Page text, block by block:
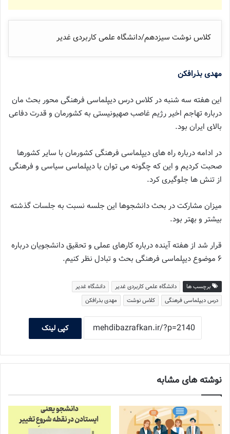
کلاس نوشت سیزدهم/دانشگاه علمی کاربردی غدیر
مهدی بذرافکن
این هفته سه شنبه در کلاس درس دیپلماسی فرهنگی محور بحث مان
درباره تهاجم اخیر رژیم غاصب صهیونیستی به کشورمان و قدرت دفاعی
بالای ایران بود.
در ادامه درباره راه های دیپلماسی فرهنگی کشورمان با سایر کشورها
صحبت کردیم و این که چگونه می توان با دیپلماسی سیاسی و فرهنگی
از تنش ها جلوگیری کرد.
میزان مشارکت در بحث دانشجوها این جلسه نسبت به جلسات گذشته
بیشتر و بهتر بود.
قرار شد از هفته آینده درباره کارهای عملی و تحقیق دانشجویان درباره
۶ موضوع دیپلماسی فرهنگی بحث و تبادل نظر کنیم.
برچسب ها دانشگاه علمی کاربردی غدیر
دانشگاه غدیر
درس دیپلماسی فرهنگی
کلاس نوشت مهدی بذرافکن
کپی لینک
نوشته های مشابه